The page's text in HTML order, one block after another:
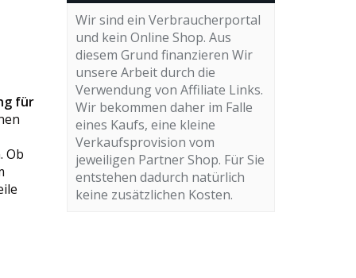
für
Ob
Wir sind ein Verbraucherportal
und kein Online Shop. Aus
diesem Grund finanzieren Wir
unsere Arbeit durch die
Verwendung von Affiliate Links.
Wir bekommen daher im Falle
eines Kaufs, eine kleine
Verkaufsprovision vom
jeweiligen Partner Shop. Für Sie
entstehen dadurch natürlich
keine zusätzlichen Kosten.